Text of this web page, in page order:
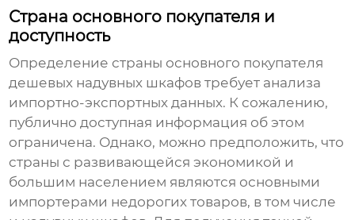
Страна основного покупателя и
доступность
Определение страны основного покупателя
дешевых надувных шкафов требует анализа
импортно-экспортных данных. К сожалению,
публично доступная информация об этом
ограничена. Однако, можно предположить, что
страны с развивающейся экономикой и
большим населением являются основными
импортерами недорогих товаров, в том числе